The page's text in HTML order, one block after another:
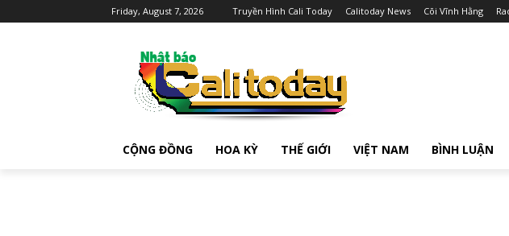
Friday, August 7, 2026 Truyền Hình Cali Today Calitoday News Cõi Vĩnh Hằng
CỘNG ĐỒNG HOA KỲ THẾ GIỚI VIỆT NAM BÌNH LUẬN